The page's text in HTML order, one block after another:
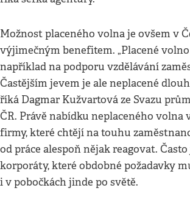
Možnost placeného volna je ovšem v
výjimečným benefitem. „Placené
například na podporu vzdělávání
Častějším jevem je ale neplacené
říká Dagmar Kužvartová ze Svazu
ČR. Právě nabídku neplaceného volna
firmy, které chtějí na touhu
od práce alespoň nějak reagovat.
korporáty, které obdobné požadavky
i v pobočkách jinde po světě.